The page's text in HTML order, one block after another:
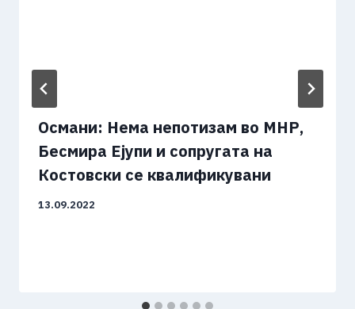
Османи: Нема непотизам во МНР,
Бесмира Ејупи и сопругата на
Костовски се квалификувани
13.09.2022